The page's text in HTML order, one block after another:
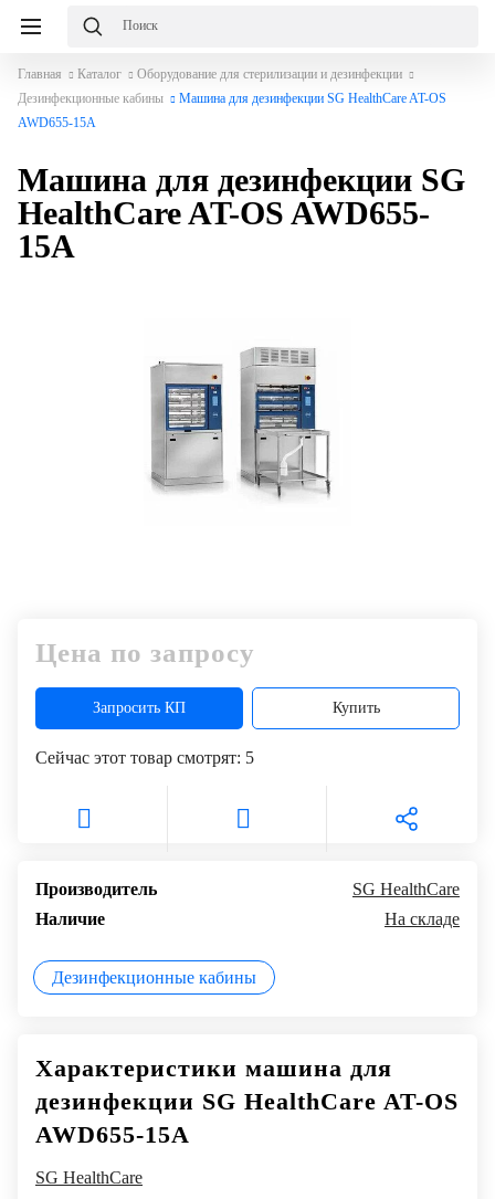
Главная Каталог
Оборудование для стерилизации и дезинфекции
Дезинфекционные кабины
Машина для дезинфекции SG HealthCare AT-OS
AWD655-15A
Машина для дезинфекции SG
HealthCare AT-OS AWD655-
15A
Цена по запросу
Запросить КП Купить
Сейчас этот товар смотрят: 5
Производитель
SG HealthCare
Наличие
На складе
Дезинфекционные кабины
Характеристики машина для
дезинфекции SG HealthCare AT-OS
AWD655-15A
SG HealthCare